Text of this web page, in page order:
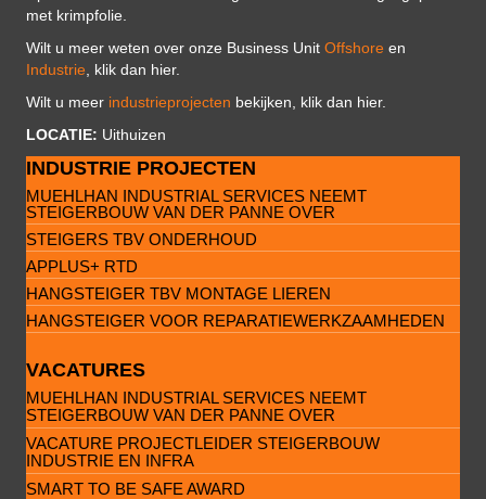
met krimpfolie.
Wilt u meer weten over onze Business Unit Offshore en
Industrie , klik dan hier.
Wilt u meer industrieprojecten bekijken, klik dan hier.
LOCATIE: Uithuizen
INDUSTRIE PROJECTEN
MUEHLHAN INDUSTRIAL SERVICES NEEMT
STEIGERBOUW VAN DER PANNE OVER
STEIGERS TBV ONDERHOUD
APPLUS+ RTD
HANGSTEIGER TBV MONTAGE LIEREN
HANGSTEIGER VOOR REPARATIEWERKZAAMHEDEN
VACATURES
MUEHLHAN INDUSTRIAL SERVICES NEEMT
STEIGERBOUW VAN DER PANNE OVER
VACATURE PROJECTLEIDER STEIGERBOUW
INDUSTRIE EN INFRA
SMART TO BE SAFE AWARD